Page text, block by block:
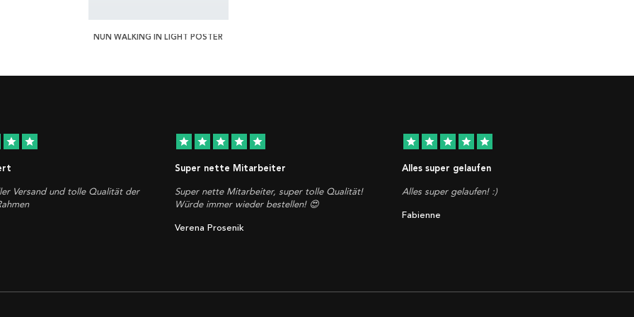
NUN WALKING IN LIGHT POSTER
star star
Versand und tolle Qualität der
star star star star star
Super nette Mitarbeiter
Super nette Mitarbeiter, super tolle Qualität!
Würde immer wieder bestellen! 😍
Verena Prosenik
star star star star star
Alles super gelaufen
Alles super gelaufen! :)
Fabienne